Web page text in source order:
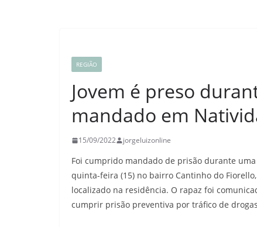
REGIÃO
Jovem é preso
mandado em
15/09/2022 jorgeluizonline
Foi cumprido mandado de prisão durante
quinta-feira (15) no bairro Cantinho do
localizado na residência. O rapaz foi
cumprir prisão preventiva por tráfico de